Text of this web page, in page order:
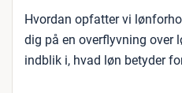
Hvordan opfatter vi
dig på en overflyvning over
indblik i, hvad løn betyder